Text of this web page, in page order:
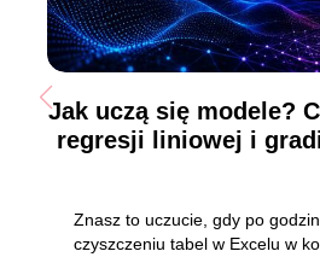
Jak uczą się modele?
regresji liniowej i
Znasz to uczucie, gdy po
czyszczeniu tabel w Excelu w